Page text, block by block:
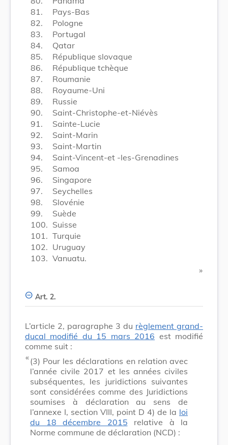
81.
Pays-Bas
82.
Pologne
83.
Portugal
84.
Qatar
85.
République slovaque
86.
République tchèque
87.
Roumanie
88.
Royaume-Uni
89.
Russie
90.
Saint-Christophe-et-Niévès
91.
Sainte-Lucie
92.
Saint-Marin
93.
Saint-Martin
94.
Saint-Vincent-et -les-Grenadines
95.
Samoa
96.
Singapore
97.
Seychelles
98.
Slovénie
99.
Suède
100. Suisse
101. Turquie
102. Uruguay
103. Vanuatu.
​ »
Art. 2.
L’article 2, paragraphe 3 du règlement grand-
ducal modifié du 15 mars 2016 est modifié
comme suit :
​ «(3) Pour les déclarations en relation avec
l’année civile 2017 et les années civiles
subséquentes, les juridictions suivantes
sont considérées comme des Juridictions
soumises à déclaration au sens de
l’annexe I, section VIII, point D 4) de la loi
du 18 décembre 2015 relative à la
Norme commune de déclaration (NCD) :